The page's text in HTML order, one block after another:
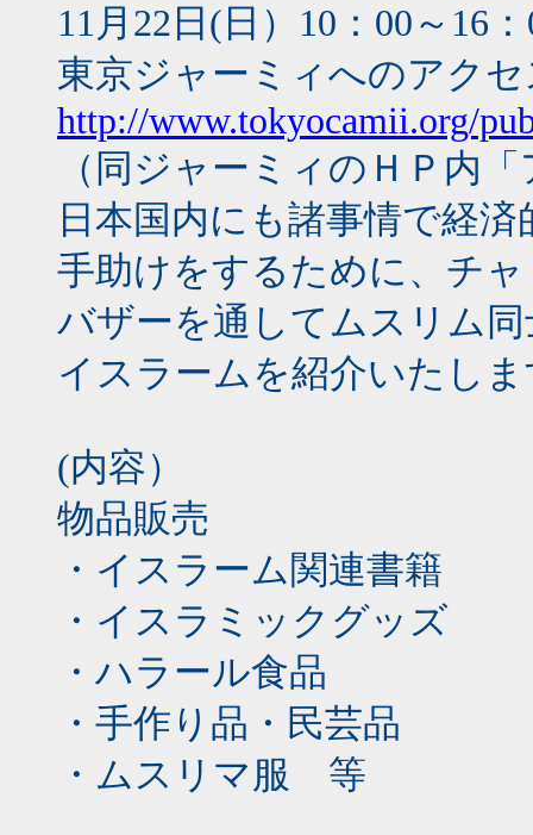
11月22日(日）10：00～16
東京ジャーミィへのアク
http://www.tokyocamii.org/
（同ジャーミィのＨＰ内
日本国内にも諸事情で経
手助けをするために、チ
バザーを通してムスリム
イスラームを紹介いたし
(内容）
物品販売
・イスラーム関連書籍
・イスラミックグッズ
・ハラール食品
・手作り品・民芸品
・ムスリマ服 等